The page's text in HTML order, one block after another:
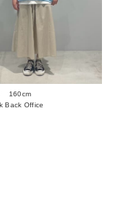
160cm
Back Office